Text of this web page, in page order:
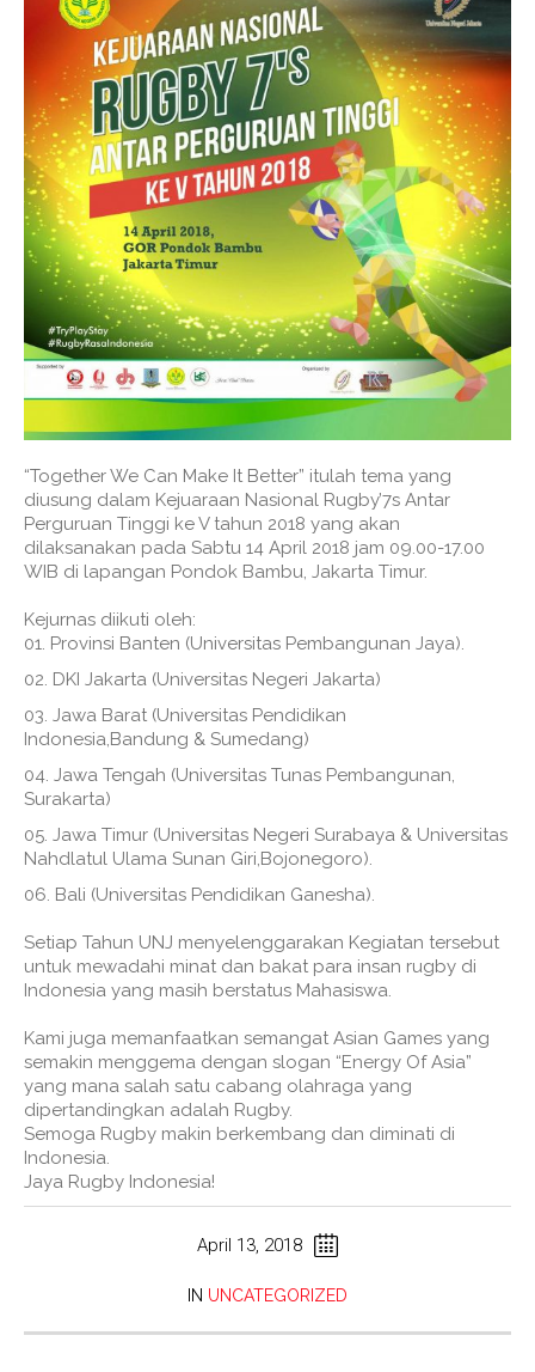
“Together We Can Make It Better” itulah tema yang
diusung dalam Kejuaraan Nasional Rugby’7s Antar
Perguruan Tinggi ke V tahun 2018 yang akan
dilaksanakan pada Sabtu 14 April 2018 jam 09.00-17.00
WIB di lapangan Pondok Bambu, Jakarta Timur.
Kejurnas diikuti oleh:
Provinsi Banten (Universitas Pembangunan Jaya).
DKI Jakarta (Universitas Negeri Jakarta)
Jawa Barat (Universitas Pendidikan
Indonesia,Bandung & Sumedang)
Jawa Tengah (Universitas Tunas Pembangunan,
Surakarta)
Jawa Timur (Universitas Negeri Surabaya & Universitas
Nahdlatul Ulama Sunan Giri,Bojonegoro).
Bali (Universitas Pendidikan Ganesha).
Setiap Tahun UNJ menyelenggarakan Kegiatan tersebut
untuk mewadahi minat dan bakat para insan rugby di
Indonesia yang masih berstatus Mahasiswa.
Kami juga memanfaatkan semangat Asian Games yang
semakin menggema dengan slogan “Energy Of Asia”
yang mana salah satu cabang olahraga yang
dipertandingkan adalah Rugby.
Semoga Rugby makin berkembang dan diminati di
Indonesia.
Jaya Rugby Indonesia!
April 13, 2018
IN UNCATEGORIZED